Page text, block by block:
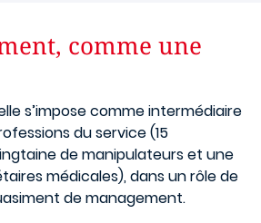
comme une
s’impose comme intermédiaire
du service (15
de manipulateurs et une
médicales), dans un rôle de
de management.